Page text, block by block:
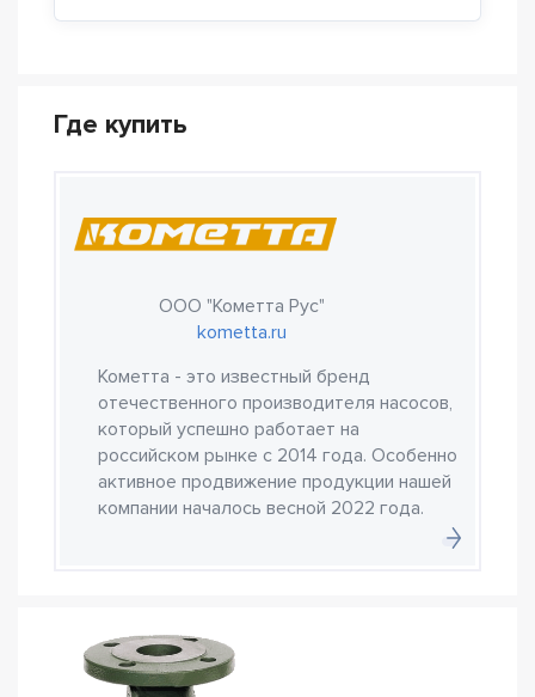
Где купить
ООО "Кометта Рус"
kometta.ru
Кометта - это известный бренд
отечественного производителя насосов,
который успешно работает на
российском рынке с 2014 года. Особенно
активное продвижение продукции нашей
компании началось весной 2022 года.